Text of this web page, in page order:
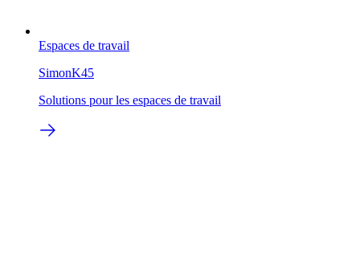
Espaces de travail
SimonK45
Solutions pour les espaces de travail